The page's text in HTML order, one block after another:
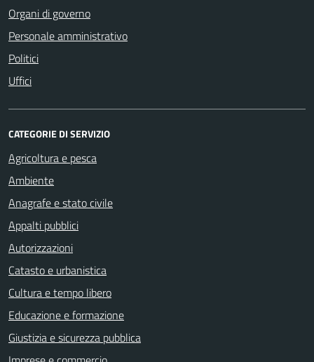
Organi di governo
Personale amministrativo
Politici
Uffici
CATEGORIE DI SERVIZIO
Agricoltura e pesca
Ambiente
Anagrafe e stato civile
Appalti pubblici
Autorizzazioni
Catasto e urbanistica
Cultura e tempo libero
Educazione e formazione
Giustizia e sicurezza pubblica